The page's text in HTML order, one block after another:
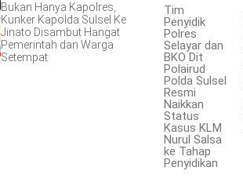
Bukan Hanya Kapolres,
Kunker Kapolda Sulsel Ke
Jinato Disambut Hangat
Pemerintah dan Warga
Setempat
Tim
Penyidik
Polres
Selayar dan
BKO Dit
Polairud
Polda Sulsel
Resmi
Naikkan
Status
Kasus KLM
Nurul Salsa
ke Tahap
Penyidikan